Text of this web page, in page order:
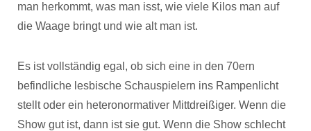
man herkommt, was man isst, wie viele Kilos man auf
die Waage bringt und wie alt man ist.
Es ist vollständig egal, ob sich eine in den 70ern
befindliche lesbische Schauspielern ins Rampenlicht
stellt oder ein heteronormativer Mittdreißiger. Wenn die
Show gut ist, dann ist sie gut. Wenn die Show schlecht